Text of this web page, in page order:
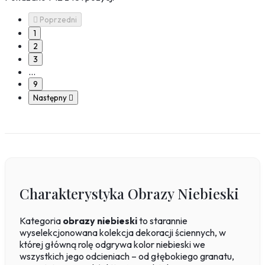
 Poprzedni
1
2
3
…
9
Następny 
Charakterystyka Obrazy Niebieski
Kategoria obrazy niebieskito starannie
wyselekcjonowana kolekcja dekoracji ściennych, w
której główną rolę odgrywa kolor niebieski we
wszystkich jego odcieniach – od głębokiego granatu,